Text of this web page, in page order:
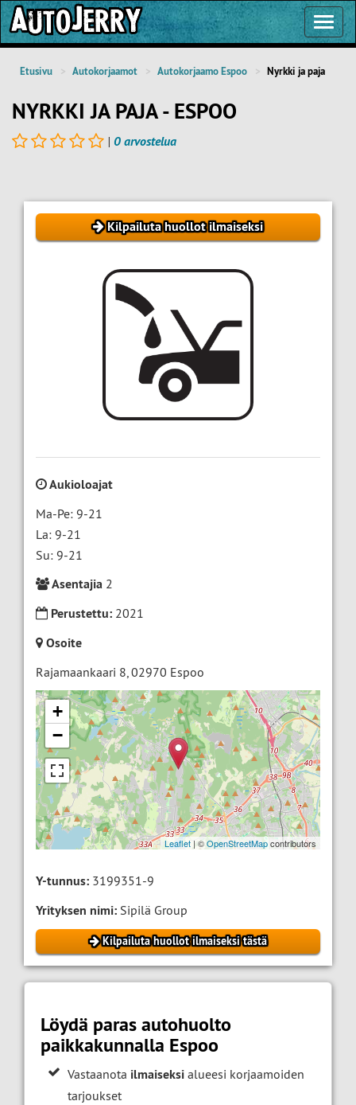
Etusivu Autokorjaamot Autokorjaamo Espoo Nyrkki ja paja
NYRKKI JA PAJA - ESPOO
| 0 arvostelua
Kilpailuta huollot ilmaiseksi
Aukioloajat
Ma-Pe: 9-21
La: 9-21
Su: 9-21
Asentajia 2
Perustettu: 2021
Osoite
Rajamaankaari 8,02970 Espoo
+
−
Leaflet | ©OpenStreetMapcontributors
Y-tunnus: 3199351-9
Yrityksen nimi: Sipilä Group
Kilpailuta huollot ilmaiseksi tästä
Löydä paras autohuolto
paikkakunnalla Espoo
Vastaanota ilmaiseksi alueesi korjaamoiden
tarjoukset